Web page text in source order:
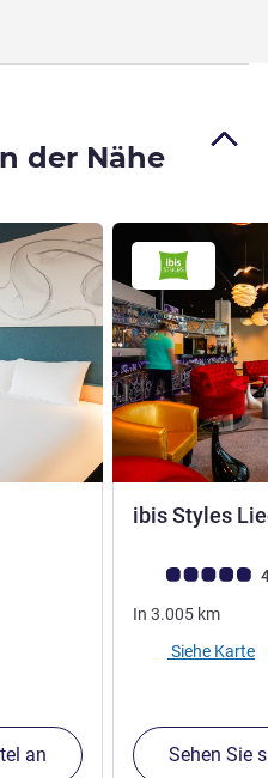
der Nähe
ALL)
an
ibis Styles
Note
In 3.005 km
Siehe Karte
Sehen Sie